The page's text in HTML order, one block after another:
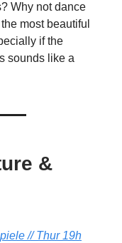
Why not dance
most beautiful
if the
sounds like a
&
// Thur 19h